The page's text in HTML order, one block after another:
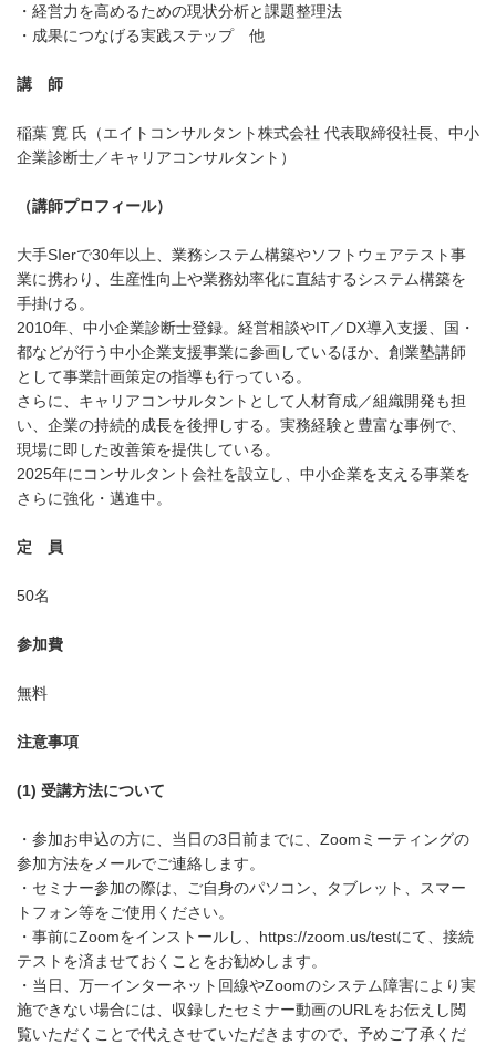
・経営力を高めるための現状分析と課題整理法
・成果につなげる実践ステップ 他
講 師
稲葉 寛 氏（エイトコンサルタント株式会社 代表取締役社長、中小
企業診断士／キャリアコンサルタント）
（講師プロフィール）
大手SIerで30年以上、業務システム構築やソフトウェアテスト事
業に携わり、生産性向上や業務効率化に直結するシステム構築を
手掛ける。
2010年、中小企業診断士登録。経営相談やIT／DX導入支援、国・
都などが行う中小企業支援事業に参画しているほか、創業塾講師
として事業計画策定の指導も行っている。
さらに、キャリアコンサルタントとして人材育成／組織開発も担
い、企業の持続的成長を後押しする。実務経験と豊富な事例で、
現場に即した改善策を提供している。
2025年にコンサルタント会社を設立し、中小企業を支える事業を
さらに強化・邁進中。
定 員
50名
参加費
無料
注意事項
(1) 受講方法について
・参加お申込の方に、当日の3日前までに、Zoomミーティングの
参加方法をメールでご連絡します。
・セミナー参加の際は、ご自身のパソコン、タブレット、スマー
トフォン等をご使用ください。
・事前にZoomをインストールし、 https://zoom.us/testにて、接続
テストを済ませておくことをお勧めします。
・当日、万一インターネット回線やZoomのシステム障害により実
施できない場合には、収録したセミナー動画のURLをお伝えし閲
覧いただくことで代えさせていただきますので、予めご了承くだ